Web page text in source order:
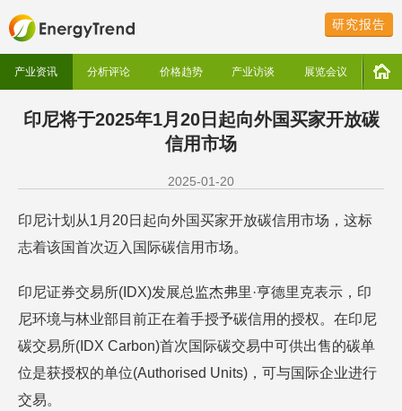
研究报告
产业资讯 分析评论 价格趋势 产业访谈 展览会议
印尼将于2025年1月20日起向外国买家开放碳
信用市场
2025-01-20
印尼计划从1月20日起向外国买家开放碳信用市场，这标
志着该国首次迈入国际碳信用市场。
印尼证券交易所(IDX)发展总监杰弗里·亨德里克表示，印
尼环境与林业部目前正在着手授予碳信用的授权。在印尼
碳交易所(IDX Carbon)首次国际碳交易中可供出售的碳单
位是获授权的单位(Authorised Units)，可与国际企业进行
交易。